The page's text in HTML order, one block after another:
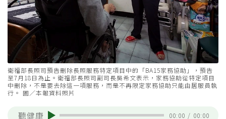
衛福部長照司預告刪除長照服務特定項目中的「BA15家務協助」，預告
至7月18日為止。衛福部長照司副司長吳希文表示，家務協助從特定項目
中刪除，不是要去除這一項服務，而是不再限定家務協助只能由居服員執
行。 圖／本報資料照片
聽健康 00:00 / 00:00